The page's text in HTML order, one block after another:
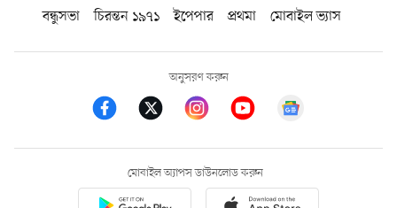
বন্ধুসভা
চিরন্তন ১৯৭১ ইপেপার প্রথমা মোবাইল ভ্যাস
অনুসরণ করুন
মোবাইল অ্যাপস ডাউনলোড করুন